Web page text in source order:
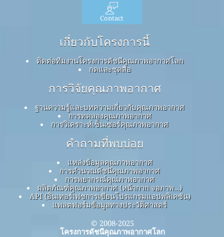
Contact
เกี่ยวกับโครงการนี้
ติดต่อทีมงานโครงการดัชนีคุณภาพอากาศโลก
กดและชุดสื่อ
การวิจัยคุณภาพอากาศ
ฐานความรู้และบทความเกี่ยวกับคุณภาพอากาศ
การทดลองคุณภาพอากาศ
การวิเคราะห์เซ็นเซอร์คุณภาพอากาศ
คำถามที่พบบ่อย
แหล่งข้อมูลคุณภาพอากาศ
การคำนวณดัชนีคุณภาพอากาศ
การพยากรณ์คุณภาพอากาศ
ผลิตภัณฑ์คุณภาพอากาศ (หน้ากาก จอภาพ…)
API (อินเทอร์เฟซการเขียนโปรแกรมแอปพลิเคชัน)
แพลตฟอร์มข้อมูลทางประวัติศาสตร์
© 2008-2025
โครงการดัชนีคุณภาพอากาศโลก